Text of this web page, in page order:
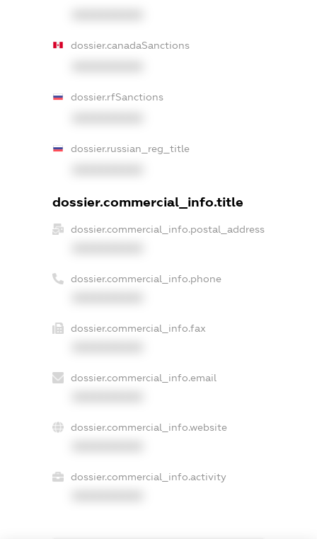
dossier.canadaSanctions
dossier.rfSanctions
dossier.russian_reg_title
dossier.commercial_info.title
dossier.commercial_info.postal_address
dossier.commercial_info.phone
dossier.commercial_info.fax
dossier.commercial_info.email
dossier.commercial_info.website
dossier.commercial_info.activity